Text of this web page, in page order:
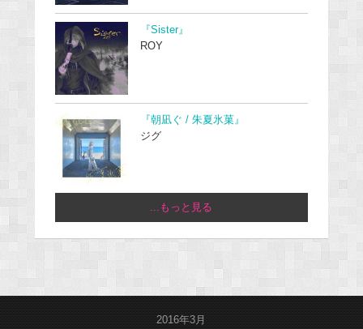
『Sister』
ROY
『朝凪ぐ / 朱夏氷菓』
ジグ
...もっと見る
2016年3月